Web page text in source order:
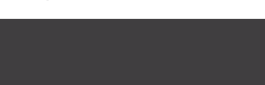
DATENSCHUTZ